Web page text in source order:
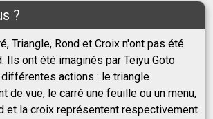
?
Triangle, Rond et Croix n'ont pas été
Ils ont été imaginés par Teiyu Goto
actions : le triangle
de vue, le carré une feuille ou un menu,
et la croix représentent respectivement